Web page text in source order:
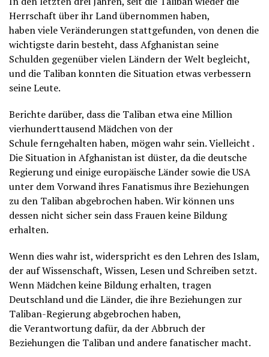
Herrschaft über ihr Land übernommen haben,
haben viele Veränderungen stattgefunden, von denen die
wichtigste darin besteht, dass Afghanistan seine
Schulden gegenüber vielen Ländern der Welt begleicht,
und die Taliban konnten die Situation etwas verbessern
seine Leute.
Berichte darüber, dass die Taliban etwa eine Million
vierhunderttausend Mädchen von der
Schule ferngehalten haben, mögen wahr sein. Vielleicht .
Die Situation in Afghanistan ist düster, da die deutsche
Regierung und einige europäische Länder sowie die USA
unter dem Vorwand ihres Fanatismus ihre Beziehungen
zu den Taliban abgebrochen haben. Wir können uns
dessen nicht sicher sein dass Frauen keine Bildung
erhalten.
Wenn dies wahr ist, widerspricht es den Lehren des Islam,
der auf Wissenschaft, Wissen, Lesen und Schreiben setzt.
Wenn Mädchen keine Bildung erhalten, tragen
Deutschland und die Länder, die ihre Beziehungen zur
Taliban-Regierung abgebrochen haben,
die Verantwortung dafür, da der Abbruch der
Beziehungen die Taliban und andere fanatischer macht.